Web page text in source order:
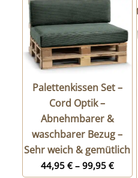
Palettenkissen Set –
Cord Optik –
Abnehmbarer &
waschbarer Bezug –
Sehr weich & gemütlich
44,95 €– 99,95 €